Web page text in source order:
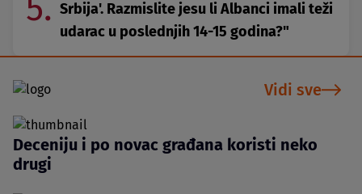
Srbija'. Razmislite jesu li Albanci imali teži
udarac u poslednjih 14-15 godina?"
Vidi sve
Deceniju i po novac građana koristi neko
drugi